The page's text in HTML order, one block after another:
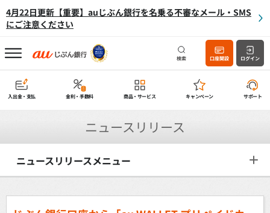
4月22日更新【重要】auじぶん銀行を名乗る不審なメール・SMS
にご注意ください
検索 口座開設 ログイン
入出金・支払 金利・手数料 商品・サービス キャンペーン サポート
ニュースリリース
ニュースリリースメニュー